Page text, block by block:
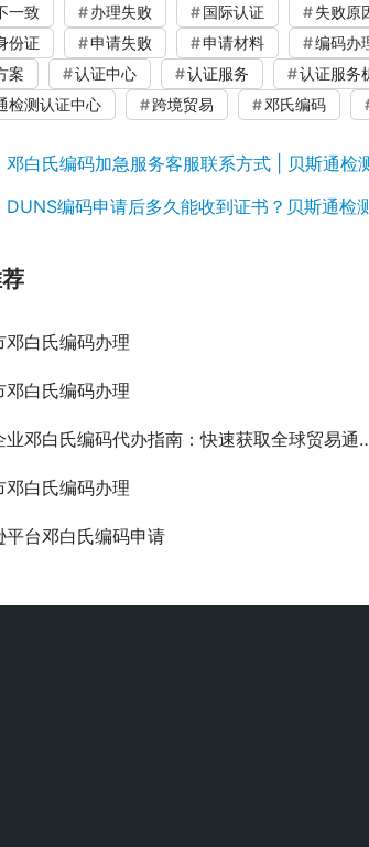
一致
办理失败 国际认证 失败原
份证
申请失败 申请材料 编码办
案
认证中心 认证服务 认证服务
检测认证中心
跨境贸易 邓氏编码
邓白氏编码加急服务客服联系方式 | 贝斯通检
DUNS编码申请后多久能收到证书？贝斯通检
邓白氏编码办理
邓白氏编码办理
邓白氏编码代办指南：快速获取全球贸易通行证
邓白氏编码办理
平台邓白氏编码申请